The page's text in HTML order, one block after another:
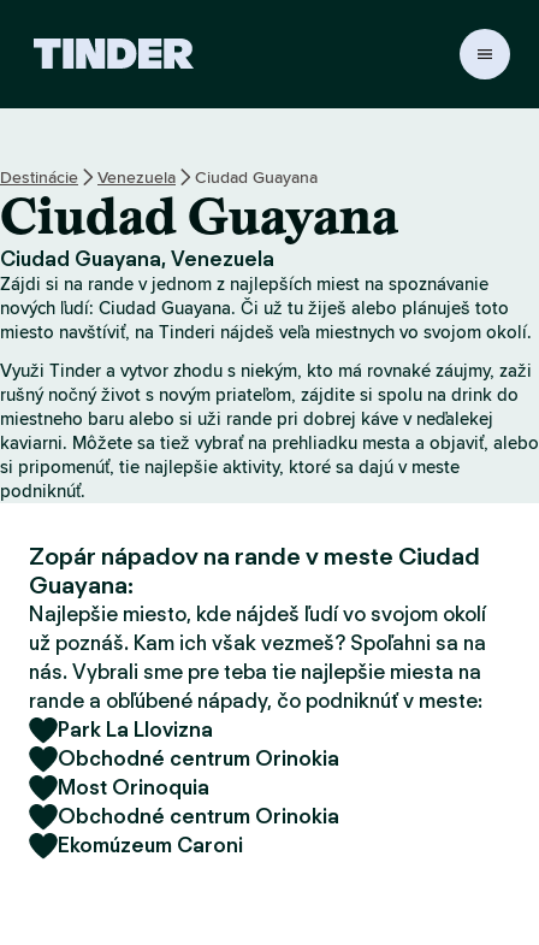
s
k
á
o
b
r
a
o
v
k
a
T
d
r
Destinácie Venezuela Ciudad Guayana
Ciudad Guayana
Ciudad Guayana, Venezuela
Zájdi si na rande v jednom z najlepších miest na spoznávanie
nových ľudí: Ciudad Guayana. Či už tu žiješ alebo plánuješ toto
miesto navštíviť, na Tinderi nájdeš veľa miestnych vo svojom okolí.
Využi Tinder a vytvor zhodu s niekým, kto má rovnaké záujmy, zaži
rušný nočný život s novým priateľom, zájdite si spolu na drink do
miestneho baru alebo si uži rande pri dobrej káve v neďalekej
kaviarni. Môžete sa tiež vybrať na prehliadku mesta a objaviť, alebo
si pripomenúť, tie najlepšie aktivity, ktoré sa dajú v meste
podniknúť.
Zopár nápadov na rande v meste Ciudad
Guayana:
Najlepšie miesto, kde nájdeš ľudí vo svojom okolí
už poznáš. Kam ich však vezmeš? Spoľahni sa na
nás. Vybrali sme pre teba tie najlepšie miesta na
rande a obľúbené nápady, čo podniknúť v meste:
Park La Llovizna
Obchodné centrum Orinokia
Most Orinoquia
Obchodné centrum Orinokia
Ekomúzeum Caroni